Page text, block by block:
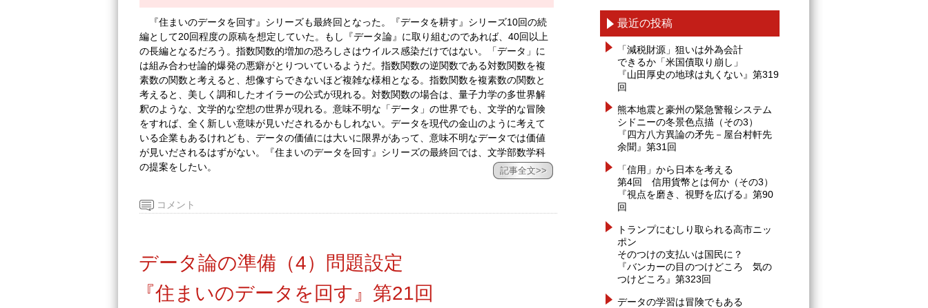
『住まいのデータを回す』シリーズも最終回となった。『データを耕す』シリーズ10回の続
編として20回程度の原稿を想定していた。もし『データ論』に取り組むのであれば、40回以上
の長編となるだろう。指数関数的増加の恐ろしさはウイルス感染だけではない。「データ」に
は組み合わせ論的爆発の悪癖がとりついているようだ。指数関数の逆関数である対数関数を複
素数の関数と考えると、想像すらできないほど複雑な様相となる。指数関数を複素数の関数と
考えると、美しく調和したオイラーの公式が現れる。対数関数の場合は、量子力学の多世界解
釈のような、文学的な空想の世界が現れる。意味不明な「データ」の世界でも、文学的な冒険
をすれば、全く新しい意味が見いだされるかもしれない。データを現代の金山のように考えて
いる企業もあるけれども、データの価値には大いに限界があって、意味不明なデータでは価値
が見いだされるはずがない。『住まいのデータを回す』シリーズの最終回では、文学部数学科
の提案をしたい。
記事全文>>
コメント
データ論の準備（4）問題設定
『住まいのデータを回す』第21回
最近の投稿
「減税財源」狙いは外為会計
できるか「米国債取り崩し」
『山田厚史の地球は丸くない』第319
回
熊本地震と豪州の緊急警報システム
シドニーの冬景色点描（その3）
『四方八方異論の矛先－屋台村軒先
余聞』第31回
「信用」から日本を考える
第4回 信用貨幣とは何か（その3）
『視点を磨き、視野を広げる』第90
回
トランプにむしり取られる高市ニッ
ポン
そのつけの支払いは国民に？
『バンカーの目のつけどころ 気の
つけどころ』第323回
データの学習は冒険でもある